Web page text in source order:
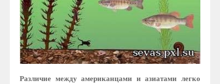
Различие между американцами и азиатами легко